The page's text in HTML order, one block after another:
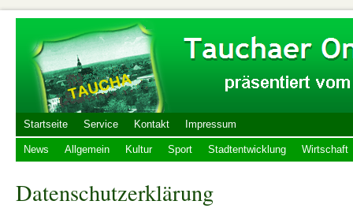
Startseite Service Kontakt Impressum
News Allgemein Kultur Sport Stadtentwicklung Wirtschaft
Datenschutzerklärung